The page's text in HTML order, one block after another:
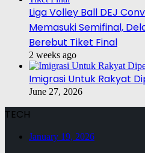
Liga Volley Ball DEJ
Memasuki Semifinal,
Berebut Tiket Final
2 weeks ago
Imigrasi Untuk Rakyat
June 27, 2026
TECH
January 19, 2026